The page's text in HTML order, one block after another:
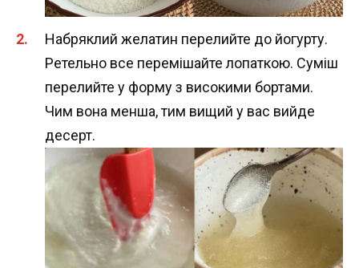
Набряклий желатин перелийте до йогурту.
Ретельно все перемішайте лопаткою. Суміш
перелийте у форму з високими бортами.
Чим вона менша, тим вищий у вас вийде
десерт.